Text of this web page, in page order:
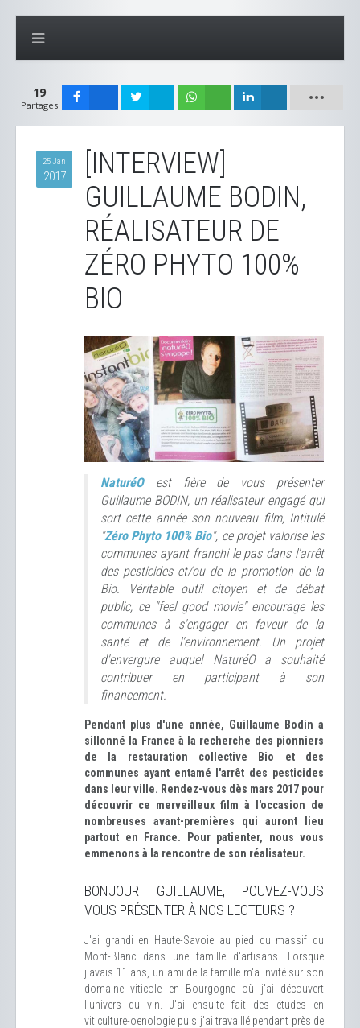
19
Partages
25 Jan
2017
[INTERVIEW]
GUILLAUME BODIN,
RÉALISATEUR DE
ZÉRO PHYTO 100%
BIO
NaturéOest fière de vous présenter
Guillaume BODIN, un réalisateur engagé qui
sort cette année son nouveau film, Intitulé
"Zéro Phyto 100% Bio", ce projet valorise les
communes ayant franchi le pas dans l'arrêt
des pesticides et/ou de la promotion de la
Bio. Véritable outil citoyen et de débat
public, ce "feel good movie" encourage les
communes à s'engager en faveur de la
santé et de l'environnement. Un projet
d'envergure auquel NaturéO a souhaité
contribuer en participant à son
financement.
Pendant plus d'une année, Guillaume Bodin a
sillonné la France à la recherche des pionniers
de la restauration collective Bio et des
communes ayant entamé l'arrêt des pesticides
dans leur ville. Rendez-vous dès mars 2017 pour
découvrir ce merveilleux film à l'occasion de
nombreuses avant-premières qui auront lieu
partout en France. Pour patienter, nous vous
emmenons à la rencontre de son réalisateur.
BONJOUR GUILLAUME, POUVEZ-VOUS
VOUS PRÉSENTER À NOS LECTEURS ?
J'ai grandi en Haute-Savoie au pied du massif du
Mont-Blanc dans une famille d'artisans. Lorsque
j'avais 11 ans, un ami de la famille m'a invité sur son
domaine viticole en Bourgogne où j'ai découvert
l'univers du vin. J'ai ensuite fait des études en
viticulture-oenologie puis j'ai travaillé pendant près de